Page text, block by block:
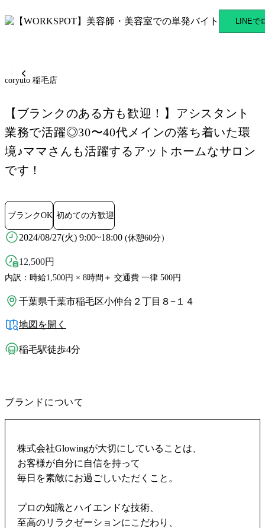
coryuto 稲毛店 稲毛駅のスキLINEで
coryuto 稲毛店
【ブランクのある方も歓迎！】アシスタント
業務で活躍◎30〜40代メインの落ち着いた環
境♪ママさんも活躍するアットホームなサロン
です！
ブランクOK 初めての方歓迎
2024/08/27(火) 9:00~18:00 (休憩60分）
12,500円
内訳：時給1,500円 × 8時間＋ 交通費 一律 500円
千葉県千葉市稲毛区小仲台２丁目８−１４
地図を開く
稲毛駅徒歩4分
ブランドについて
株式会社Glowingが大切にしていることは、
お客様が自分に自信を持って
毎日を素敵にお過ごしいただくこと。
プロの知識とハイエンドな技術、
至高のリラクゼーションにこだわり、